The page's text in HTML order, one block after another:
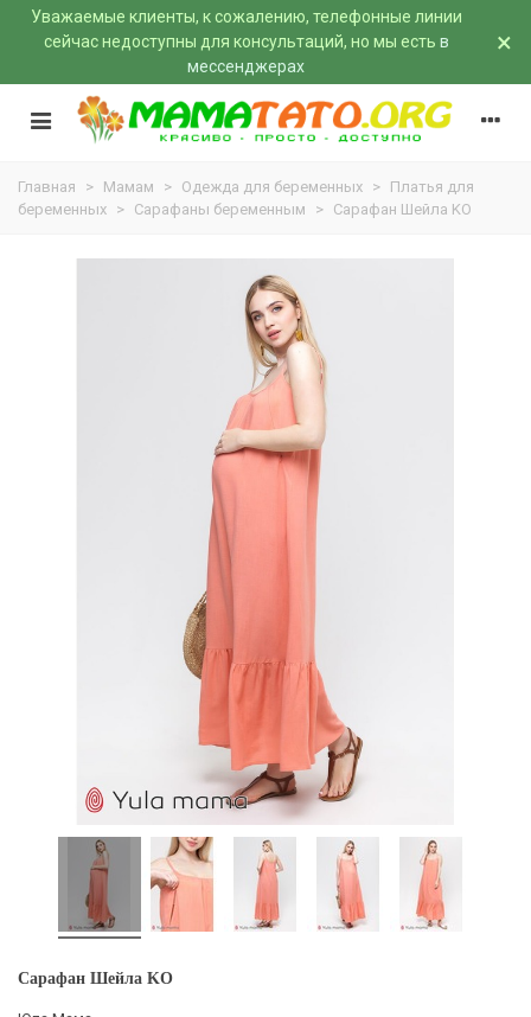
Уважаемые клиенты, к сожалению, телефонные линии
сейчас недоступны для консультаций, но мы есть в
мессенджерах
×
Главная > Мамам > Одежда для беременных > Платья для
беременных > Сарафаны беременным > Сарафан Шейла KO
Сарафан Шейла KO